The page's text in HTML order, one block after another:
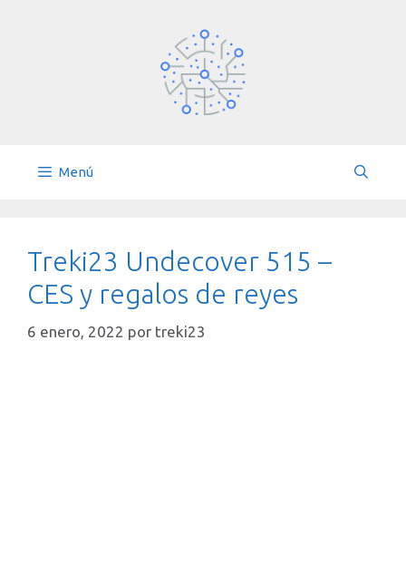
Menú
Treki23 Undecover 515 –
CES y regalos de reyes
6 enero, 2022 por treki23